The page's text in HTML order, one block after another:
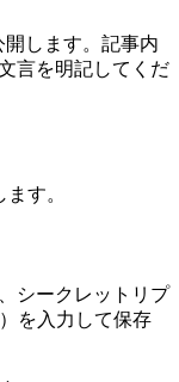
します。記事内
言を明記してくだ
す。
シークレットリプ
を入力して保存